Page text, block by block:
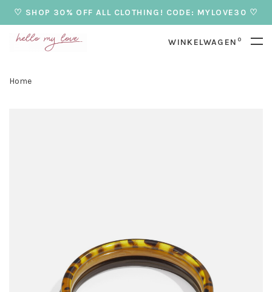
♡ SHOP 30% OFF ALL CLOTHING! CODE: MYLOVE30 ♡
WINKELWAGEN 0
Home